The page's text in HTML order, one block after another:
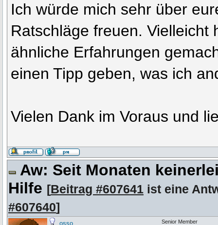
Ich würde mich sehr über
Ratschläge freuen. Vielleicht
ähnliche Erfahrungen
einen Tipp geben, was ich
Vielen Dank im Voraus und
Aw: Seit Monaten
Hilfe [Beitrag #607641 ist eine
#607640]
osso
Senior Member